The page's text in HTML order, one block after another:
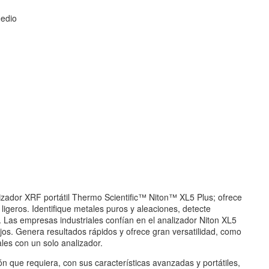
XRF portátil Thermo Scientific™ Niton™ XL5 Plus; ofrece
Identifique metales puros y aleaciones, detecte
empresas industriales confían en el analizador Niton XL5
Genera resultados rápidos y ofrece gran versatilidad, como
con un solo analizador.
que requiera, con sus características avanzadas y portátiles,